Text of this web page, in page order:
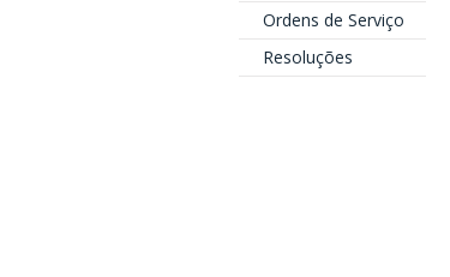
Ordens de Serviço
Resoluções